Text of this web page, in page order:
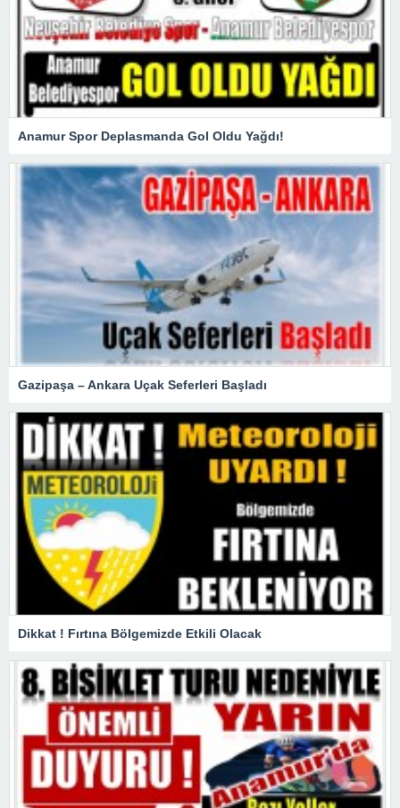
Anamur Spor Deplasmanda Gol Oldu Yağdı!
Gazipaşa – Ankara Uçak Seferleri Başladı
Dikkat ! Fırtına Bölgemizde Etkili Olacak